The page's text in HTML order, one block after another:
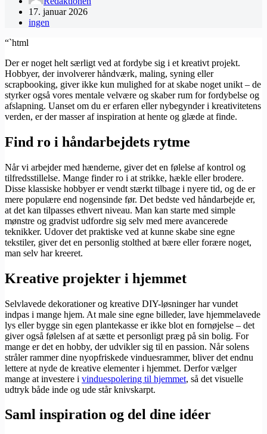
17. januar 2026
ingen
“`html
Der er noget helt særligt ved at fordybe sig i et kreativt projekt.
Hobbyer, der involverer håndværk, maling, syning eller
scrapbooking, giver ikke kun mulighed for at skabe noget unikt – de
styrker også vores mentale velvære og skaber rum for fordybelse og
afslapning. Uanset om du er erfaren eller nybegynder i kreativitetens
verden, er der masser af inspiration at hente og glæde at finde.
Find ro i håndarbejdets rytme
Når vi arbejder med hænderne, giver det en følelse af kontrol og
tilfredsstillelse. Mange finder ro i at strikke, hækle eller brodere.
Disse klassiske hobbyer er vendt stærkt tilbage i nyere tid, og de er
mere populære end nogensinde før. Det bedste ved håndarbejde er,
at det kan tilpasses ethvert niveau. Man kan starte med simple
mønstre og gradvist udfordre sig selv med mere avancerede
teknikker. Udover det praktiske ved at kunne skabe sine egne
tekstiler, giver det en personlig stolthed at bære eller forære noget,
man selv har kreeret.
Kreative projekter i hjemmet
Selvlavede dekorationer og kreative DIY-løsninger har vundet
indpas i mange hjem. At male sine egne billeder, lave hjemmelavede
lys eller bygge sin egen plantekasse er ikke blot en fornøjelse – det
giver også følelsen af at sætte et personligt præg på sin bolig. For
mange er det en hobby, der udvikler sig til en passion. Når solens
stråler rammer dine nyopfriskede vinduesrammer, bliver det endnu
lettere at nyde de kreative elementer i hjemmet. Derfor vælger
mange at investere i vinduespolering til hjemmet, så det visuelle
udtryk både inde og ude står knivskarpt.
Saml inspiration og del dine idéer